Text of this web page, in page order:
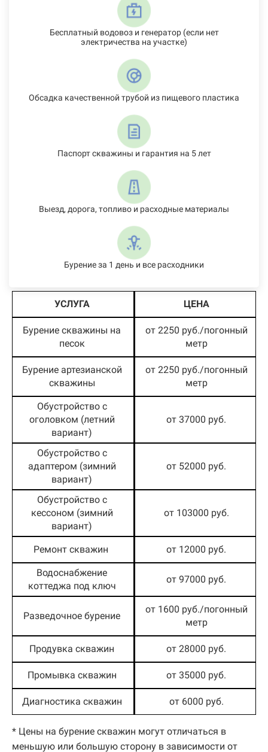
Бесплатный водовоз и генератор (если нет
электричества на участке)
Обсадка качественной трубой из пищевого пластика
Паспорт скважины и гарантия на 5 лет
Выезд, дорога, топливо и расходные материалы
Бурение за 1 день и все расходники
УСЛУГА ЦЕНА
Бурение скважины на
песок
от 2250 руб./погонный
метр
Бурение артезианской
скважины
от 2250 руб./погонный
метр
Обустройство с
оголовком (летний
вариант)
от 37000 руб.
Обустройство с
адаптером (зимний
вариант)
от 52000 руб.
Обустройство с
кессоном (зимний
вариант)
от 103000 руб.
Ремонт скважин от 12000 руб.
Водоснабжение
коттеджа под ключ
от 97000 руб.
Разведочное бурение
от 1600 руб./погонный
метр
Продувка скважин от 28000 руб.
Промывка скважин от 35000 руб.
Диагностика скважин от 6000 руб.
* Цены на бурение скважин могут отличаться в
меньшую или большую сторону в зависимости от